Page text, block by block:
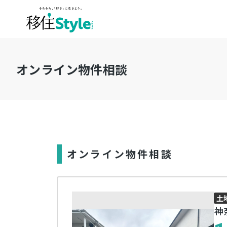
オンライン物件相談
オンライン物件相談
土
神